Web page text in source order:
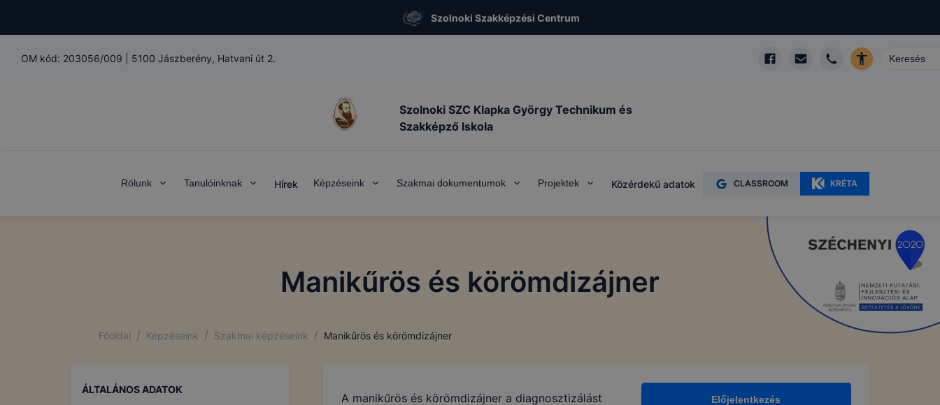
Szolnoki Szakképzési Centrum
OM kód: 203056/009 5100 Jászberény, Hatvani út 2.
Szolnoki SZC Klapka György Technikum és
Szakképző Iskola
Rólunk Tanulóinknak Hírek Képzéseink Szakmai dokumentumok Projektek Közérdekű adatok CLASSROOM KRÉTA
Manikűrös és körömdizájner
Főoldal / Képzéseink / Szakmai képzéseink / Manikűrös és körömdizájner
ÁLTALÁNOS ADATOK
Előjelentkezés
A manikűrös és körömdizájner a diagnosztizálást